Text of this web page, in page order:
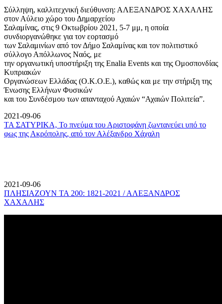
Σύλληψη, καλλιτεχνική διεύθυνση: ΑΛΕΞΑΝΔΡΟΣ ΧΑΧΑΛΗΣ
στον Αύλειο χώρο του Δημαρχείου
Σαλαμίνας, στις 9 Οκτωβρίου 2021, 5-7 μμ, η οποία
συνδιοργανώθηκε για τον εορτασμό
των Σαλαμινίων από τον Δήμο Σαλαμίνας και τον πολιτιστικό
σύλλογο Απόλλωνος Ναός, με
την οργανωτική υποστήριξη της Enalia Events και της Ομοσπονδίας
Κυπριακών
Οργανώσεων Ελλάδας (Ο.Κ.Ο.Ε.), καθώς και με την στήριξη της
Ένωσης Ελλήνων Φυσικών
και του Συνδέσμου των απανταχού Αχαιών “Αχαιών Πολιτεία”.
2021-09-06
ΤΑ ΣΑΤΥΡΙΚΑ, Το πνεύμα του Αριστοφάνη ζωντανεύει υπό το
φως της Ακρόπολης, από τον Αλέξανδρο Χάχαλη
2021-09-06
ΠΛΗΣΙΑΖΟΥΝ ΤΑ 200: 1821-2021 / ΑΛΕΞΑΝΔΡΟΣ
ΧΑΧΑΛΗΣ